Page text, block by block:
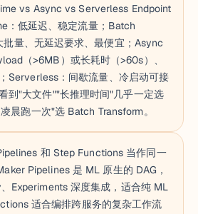
vs Async vs Serverless Endpoint
低延迟、稳定流量；Batch
批量、无延迟要求、最便宜；Async
（>6MB）或长耗时（>60s）、
Serverless：间歇流量、冷启动可接
到"大文件""长推理时间"几乎一定选
晨跑一次"选 Batch Transform。
和 Step Functions 当作同一
Pipelines 是 ML 原生的 DAG，
Experiments 深度集成，适合纯 ML
适合编排跨服务的复杂工作流